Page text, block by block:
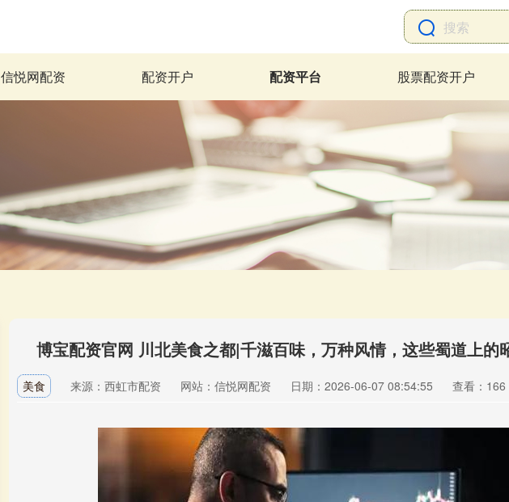
信悦网配资 配资开户 配资平台 股票配资开户
博宝配资官网 川北美食之都|千滋百味，万种风情，这些蜀道上的
美食 来源：西虹市配资 网站：信悦网配资 日期：2026-06-07 08:54:55 查看：166